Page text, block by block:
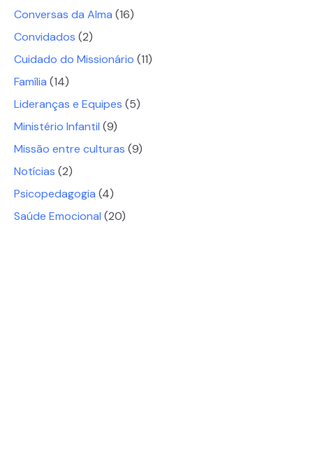
Conversas da Alma (16)
Convidados (2)
Cuidado do Missionário (11)
Família (14)
Lideranças e Equipes (5)
Ministério Infantil (9)
Missão entre culturas (9)
Notícias (2)
Psicopedagogia (4)
Saúde Emocional (20)